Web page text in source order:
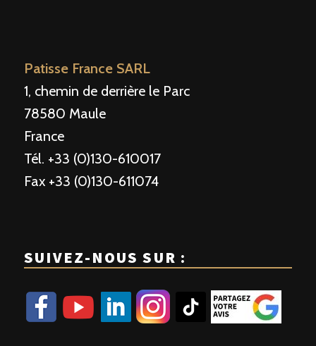
Patisse France SARL
1, chemin de derrière le Parc
78580 Maule
France
Tél. +33 (0)130-610017
Fax +33 (0)130-611074
SUIVEZ-NOUS SUR :